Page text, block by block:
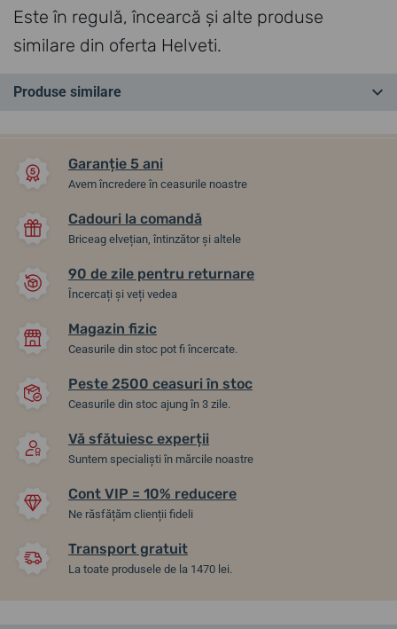
Este în regulă, încearcă și alte produse
similare din oferta Helveti.
Produse similare
Festina Swiss Made Silver
20068/1
993,72 lei
Festina Swiss Made Blue
Garanție 5 ani
Avem încredere în ceasurile noastre
Cadouri la comandă
Briceag elvețian, întinzător și altele
90 de zile pentru returnare
Încercați și veți vedea
Magazin fizic
Ceasurile din stoc pot fi încercate.
Peste 2500 ceasuri în stoc
Ceasurile din stoc ajung în 3 zile.
Vă sfătuiesc experții
Suntem specialiști în mărcile noastre
Cont VIP = 10% reducere
Ne răsfățăm clienții fideli
Transport gratuit
La toate produsele de la 1470 lei.